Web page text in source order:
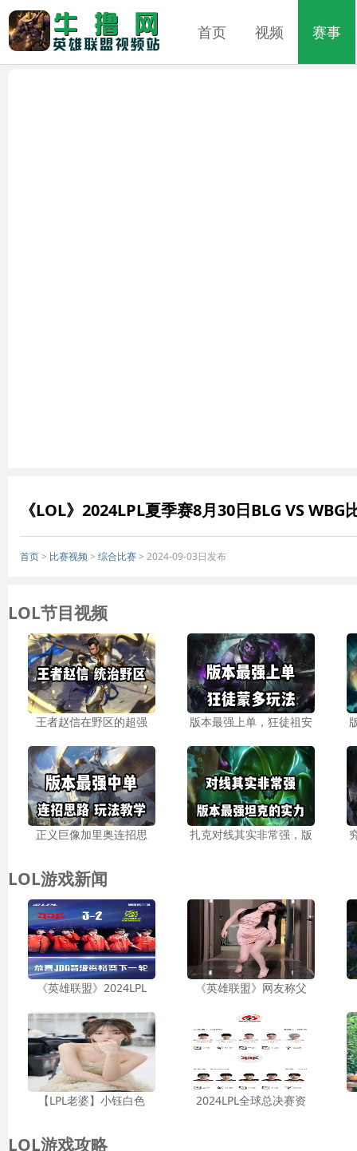
首页 视频 赛事
《LOL》2024LPL夏季赛8月30日BLG VS WBG
首页> 比赛视频> 综合比赛> 2024-09-03日发布
LOL节目视频
王者赵信在野区的超强 版本最强上单，狂徒祖安
正义巨像加里奥连招思 扎克对线其实非常强，版
LOL游戏新闻
《英雄联盟》2024LPL 《英雄联盟》网友称父
【LPL老婆】小钰白色 2024LPL全球总决赛资
LOL游戏攻略